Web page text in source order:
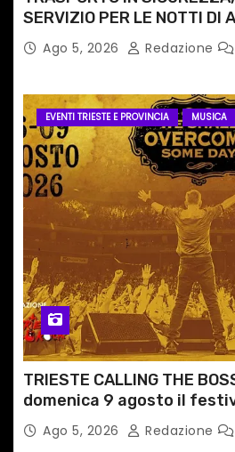
SERVIZIO PER LE NOTTI DI
PERCORSI, FERMATE E
Ago 5, 2026 Redazione
EVENTI TRIESTE E PROVINCIA MUSICA
TRIESTE CALLING THE
domenica 9 agosto il
dedicato a Springsteen
Ago 5, 2026 Redazione